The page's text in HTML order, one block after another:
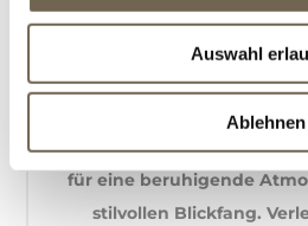
Auswahl
Ablehnen
Der Betonbrunnen mit
robusten Beton mit
Wasserschütte aus
Ideal für moderne Gärten
für eine beruhigende
stilvollen Blickfang.